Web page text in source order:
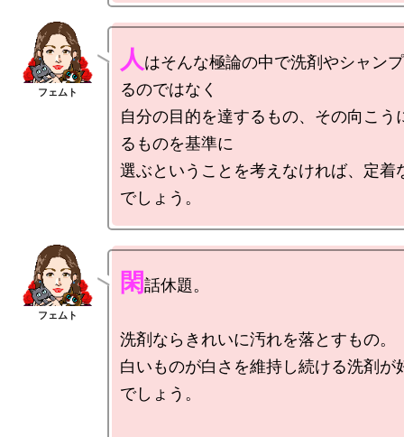
人はそんな極論の中で洗剤やシャン
るのではなく
自分の目的を達するもの、その向こう
るものを基準に
選ぶということを考えなければ、定着
閑話休題。
洗剤ならきれいに汚れを落とすもの。
白いものが白さを維持し続ける洗剤が
でしょう。